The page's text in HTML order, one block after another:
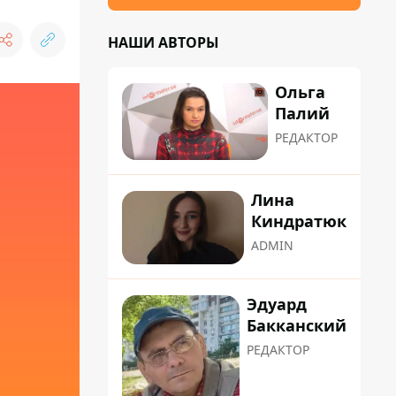
НАШИ АВТОРЫ
Ольга
Палий
РЕДАКТОР
Лина
Киндратюк
ADMIN
Эдуард
Бакканский
РЕДАКТОР